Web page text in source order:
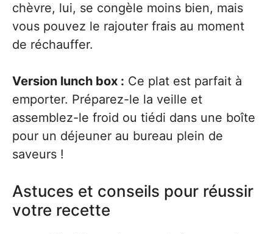
chèvre, lui, se congèle moins bien, mais
vous pouvez le rajouter frais au moment
de réchauffer.
Version lunch box : Ce plat est parfait à
emporter. Préparez-le la veille et
assemblez-le froid ou tiédi dans une boîte
pour un déjeuner au bureau plein de
saveurs !
Astuces et conseils pour réussir
votre recette